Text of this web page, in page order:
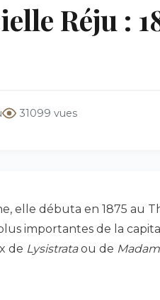
Réju :
31099 vues
elle débuta en 1875 au
importantes de la
de Lysistrataou de